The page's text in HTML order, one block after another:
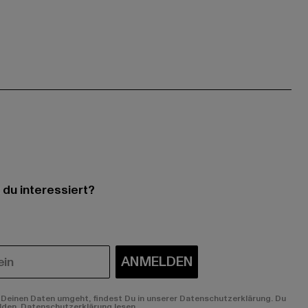
interessiert?
ANMELDEN
Daten umgeht, findest Du in unserer Datenschutzerklärung. Du